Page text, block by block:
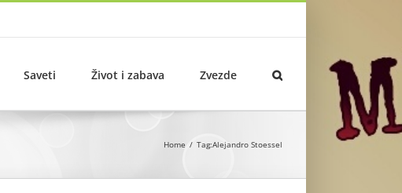
Saveti Život i zabava Zvezde
Home Tag:Alejandro Stoessel